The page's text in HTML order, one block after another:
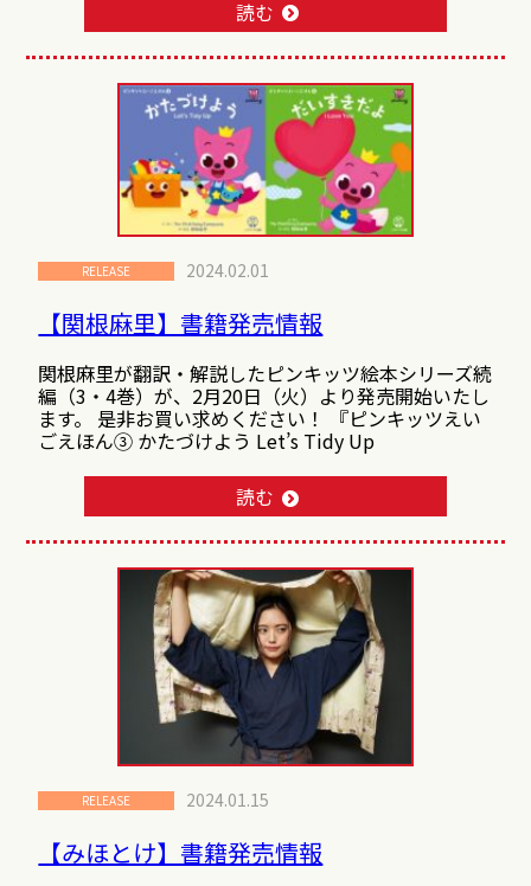
読む
RELEASE 2024.02.01
【関根麻里】書籍発売情報
関根麻里が翻訳・解説したピンキッツ絵本シリーズ続
編（3・4巻）が、2月20日（火）より発売開始いたし
ます。 是非お買い求めください！ 『ピンキッツえい
ごえほん③ かたづけよう Let’s Tidy Up
読む
RELEASE 2024.01.15
【みほとけ】書籍発売情報